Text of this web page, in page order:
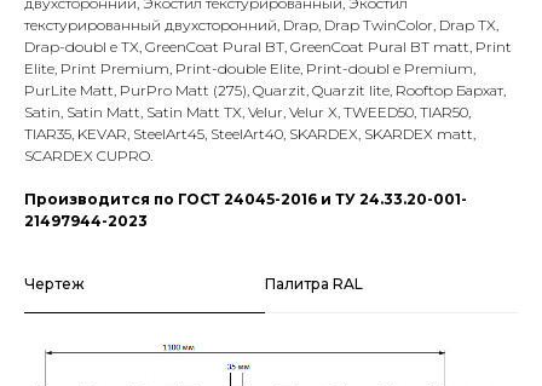
текстурированный двухсторонний, Drap, Drap TwinColor, Drap TX,
Drap-doubl e TX, GreenCoat Pural BT, GreenCoat Pural BT matt, Print
Elite, Print Premium, Print-double Elite, Print-doubl e Premium,
PurLite Matt, PurPro Matt (275), Quarzit, Quarzit lite, Rooftop Бархат,
Satin, Satin Matt, Satin Matt TX, Velur, Velur X, TWEED50, TIAR50,
TIAR35, KEVAR, SteelArt45, SteelArt40, SKARDEX, SKARDEX matt,
SCARDEX CUPRO.
Производится по ГОСТ 24045-2016 и ТУ 24.33.20-001-
21497944-2023
Чертеж Палитра RAL